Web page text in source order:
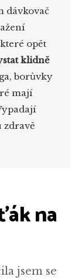
dávkovač
opět
klidně
borůvky
mají
zdravě
na
jsem se